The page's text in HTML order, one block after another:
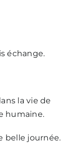
échange.
la vie de
humaine.
belle journée.